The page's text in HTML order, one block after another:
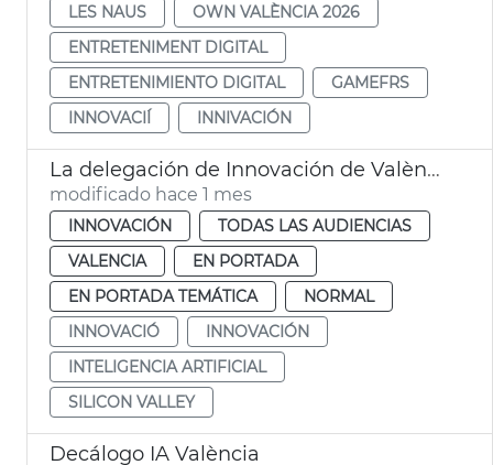
LES NAUS
OWN VALÈNCIA 2026
ENTRETENIMENT DIGITAL
ENTRETENIMIENTO DIGITAL
GAMEFRS
INNOVACIÍ
INNIVACIÓN
La delegación de Innovación de València se reúne en Silicon Valley
modificado hace 1 mes
INNOVACIÓN
TODAS LAS AUDIENCIAS
VALENCIA
EN PORTADA
EN PORTADA TEMÁTICA
NORMAL
INNOVACIÓ
INNOVACIÓN
INTELIGENCIA ARTIFICIAL
SILICON VALLEY
Decálogo IA València